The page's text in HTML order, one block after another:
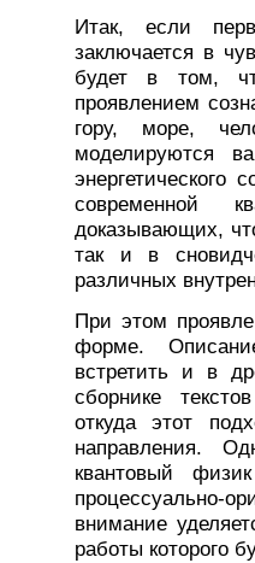
Итак, если
заключается в
будет в том,
проявлением
гору, море,
моделируются
энергетического
современной
доказывающих,
так и в
различных
При этом
форме.
встретить и в
сборнике
откуда этот
направления.
квантовый
процессуально-
внимание
работы которого